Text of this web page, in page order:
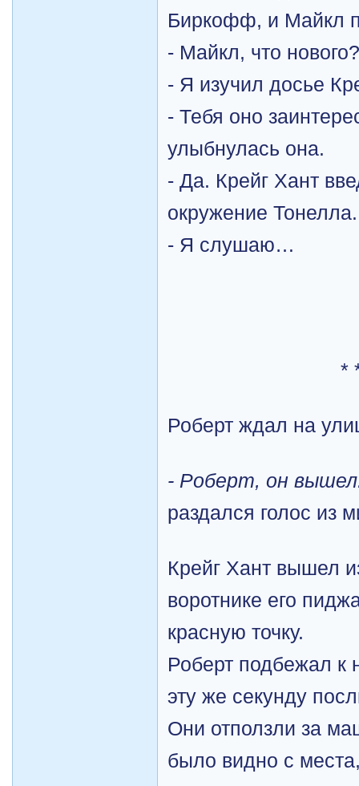
Биркофф, и Майкл
- Майкл, что
- Я изучил досье
- Тебя оно
улыбнулась она.
- Да. Крейг Хант
окружение Тонелла.
- Я слушаю…
*
Роберт ждал на
- Роберт, он
раздался голос из
Крейг Хант вышел
воротнике его
красную точку.
Роберт подбежал к
эту же секунду
Они отползли за
было видно с